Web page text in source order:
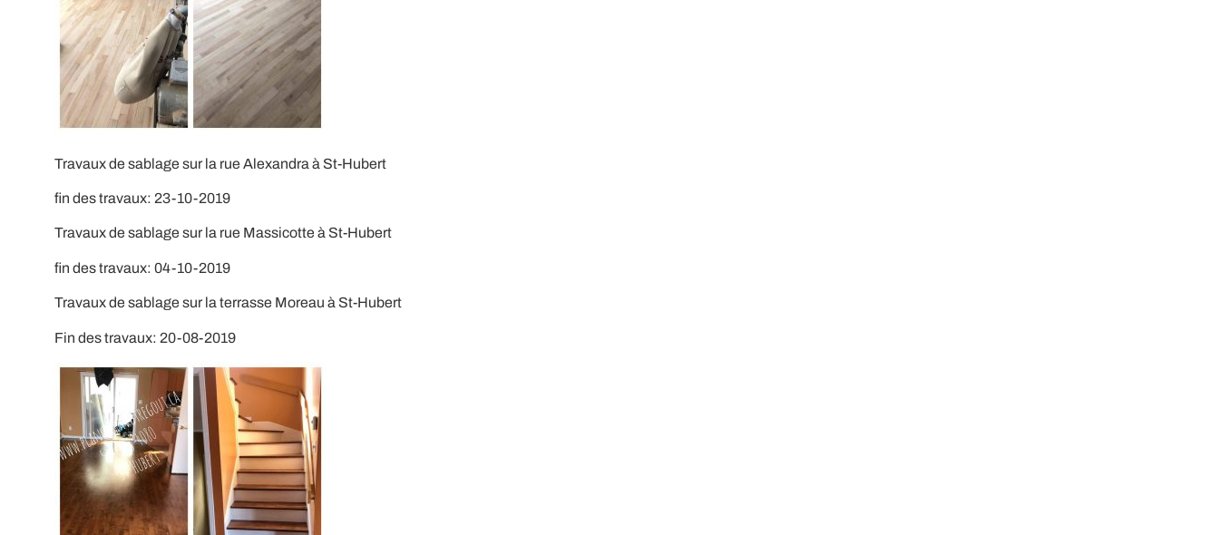
Travaux de sablage sur la rue Alexandra à St-Hubert
fin des travaux: 23-10-2019
Travaux de sablage sur la rue Massicotte à St-Hubert
fin des travaux: 04-10-2019
Travaux de sablage sur la terrasse Moreau à St-Hubert
Fin des travaux: 20-08-2019